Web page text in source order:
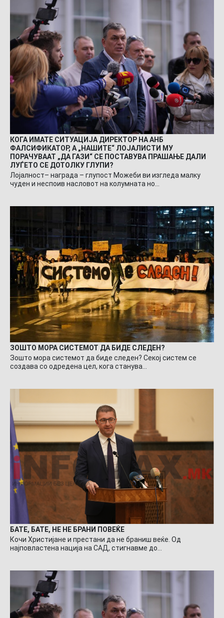
КОГА ИМАТЕ СИТУАЦИЈА ДИРЕКТОР НА АНБ
ФАЛСИФИКАТОР, А „НАШИТЕ“ ЛОЈАЛИСТИ МУ
ПОРАЧУВААТ „ДА ГАЗИ“ СЕ ПОСТАВУВА ПРАШАЊЕ ДАЛИ
ЛУЃЕТО СЕ ДОТОЛКУ ГЛУПИ?
Лојалност– награда – глупост Можеби ви изгледа малку
чуден и неспоив насловот на колумната но…
ЗОШТО МОРА СИСТЕМОТ ДА БИДЕ СЛЕДЕН?
Зошто мора системот да биде следен? Секој систем се
создава со одредена цел, кога станува…
БАТЕ, БАТЕ, НЕ НЕ БРАНИ ПОВЕЌЕ
Кочи Христијане и престани да не браниш веќе. Од
најповластена нација на САД, стигнавме до…